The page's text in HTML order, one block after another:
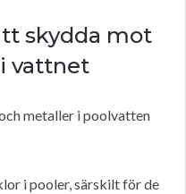
skydda mot
vattnet
metaller i poolvatten
i pooler, särskilt för de